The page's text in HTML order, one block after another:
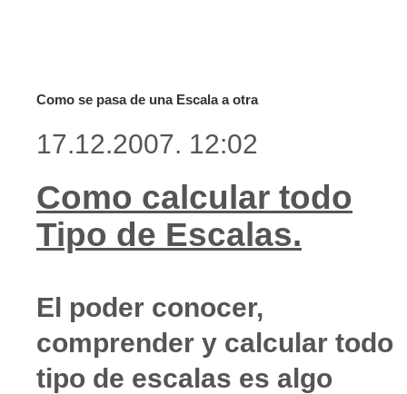
Como se pasa de una Escala a otra
17.12.2007. 12:02
Como calcular todo
Tipo de Escalas.
El poder conocer,
comprender y calcular todo
tipo de escalas es algo